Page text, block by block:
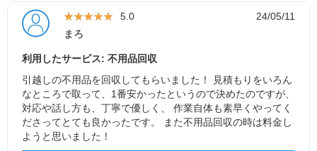
★★★★★
★★★★★ 5.0
24/05/11
まろ
利用したサービス: 不用品回収
引越しの不用品を回収してもらいました！ 見積もりをいろん
なところで取って、1番安かったというので決めたのですが、
対応や話し方も、丁寧で優しく、 作業自体も素早くやってく
ださってとても良かったです。 また不用品回収の時は料金し
ようと思いました！